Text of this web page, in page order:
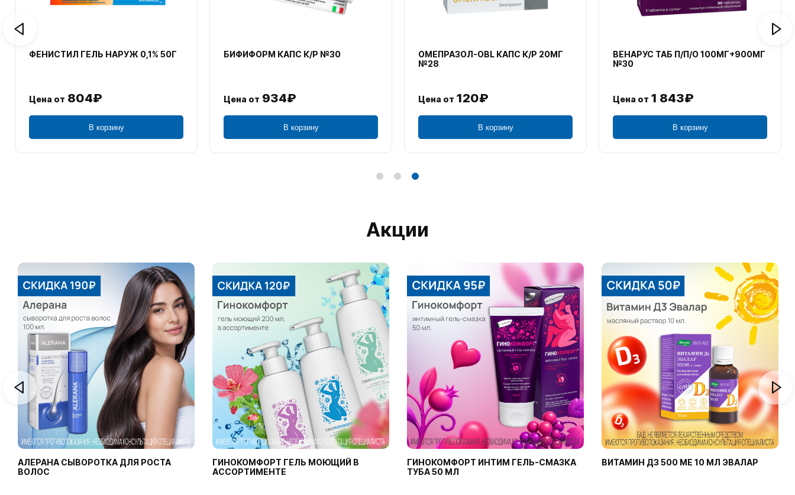
ФЕНИСТИЛ ГЕЛЬ НАРУЖ 0,1% 50Г
Цена от 804₽
В корзину
БИФИФОРМ КАПС К/Р №30
Цена от 934₽
В корзину
ОМЕПРАЗОЛ-OBL КАПС К/Р 20МГ
№28
Цена от 120₽
В корзину
ВЕНАРУС ТАБ П/П/О 100МГ+900МГ
№30
Цена от 1 843₽
В корзину
Акции
АЛЕРАНА СЫВОРОТКА ДЛЯ РОСТА
ВОЛОС
ГИНОКОМФОРТ ГЕЛЬ МОЮЩИЙ В
АССОРТИМЕНТЕ
ГИНОКОМФОРТ ИНТИМ ГЕЛЬ-СМАЗКА
ТУБА 50 МЛ
ВИТАМИН Д3 500 МЕ 10 МЛ ЭВАЛАР